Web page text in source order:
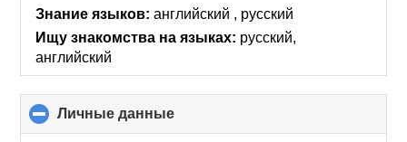
collapse
contents
Знание языков: английский , русский
Ищу знакомства на языках: русский,
английский
Личные данные
to